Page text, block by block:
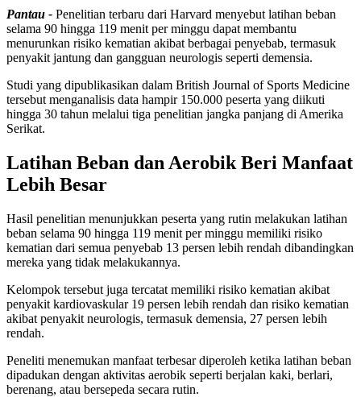
Pantau - Penelitian terbaru dari Harvard menyebut latihan beban
selama 90 hingga 119 menit per minggu dapat membantu
menurunkan risiko kematian akibat berbagai penyebab, termasuk
penyakit jantung dan gangguan neurologis seperti demensia.
Studi yang dipublikasikan dalam British Journal of Sports Medicine
tersebut menganalisis data hampir 150.000 peserta yang diikuti
hingga 30 tahun melalui tiga penelitian jangka panjang di Amerika
Serikat.
Latihan Beban dan Aerobik Beri Manfaat
Lebih Besar
Hasil penelitian menunjukkan peserta yang rutin melakukan latihan
beban selama 90 hingga 119 menit per minggu memiliki risiko
kematian dari semua penyebab 13 persen lebih rendah dibandingkan
mereka yang tidak melakukannya.
Kelompok tersebut juga tercatat memiliki risiko kematian akibat
penyakit kardiovaskular 19 persen lebih rendah dan risiko kematian
akibat penyakit neurologis, termasuk demensia, 27 persen lebih
rendah.
Peneliti menemukan manfaat terbesar diperoleh ketika latihan beban
dipadukan dengan aktivitas aerobik seperti berjalan kaki, berlari,
berenang, atau bersepeda secara rutin.